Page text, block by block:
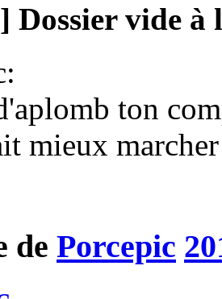
Dossier vide à
ton
mieux
de Porcepic